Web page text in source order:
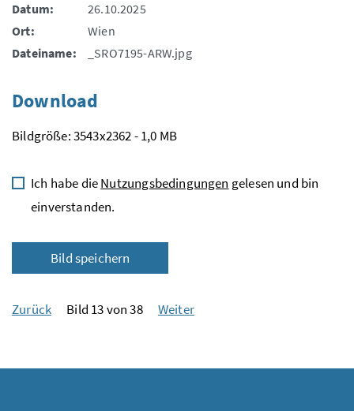
Datum:
26.10.2025
Ort:
Wien
Dateiname:
_SRO7195-ARW.jpg
Download
Bildgröße: 3543x2362 - 1,0 MB
Ich habe dieNutzungsbedingungen gelesen und bin
einverstanden.
Bild speichern
Zurück Bild 13 von 38 Weiter